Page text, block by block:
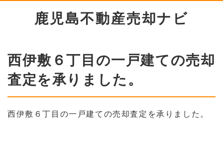
鹿児島不動産売却ナビ
西伊敷６丁目の一戸建ての売却
査定を承りました。
西伊敷６丁目の一戸建ての売却査定を承りました。